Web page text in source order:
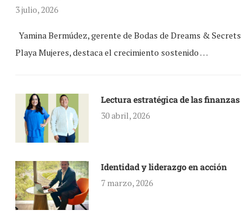
3 julio, 2026
Yamina Bermúdez, gerente de Bodas de Dreams & Secrets
Playa Mujeres, destaca el crecimiento sostenido …
Lectura estratégica de las finanzas
30 abril, 2026
Identidad y liderazgo en acción
7 marzo, 2026